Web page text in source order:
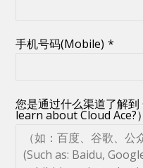
手机号码(Mobile) *
您是通过什么渠道了解
learn about Cloud Ace?）